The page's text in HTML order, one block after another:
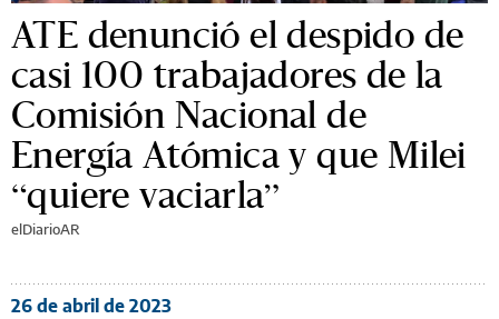
ATE denunció el despido de
casi 100 trabajadores de la
Comisión Nacional de
Energía Atómica y que Milei
“quiere vaciarla”
elDiarioAR
26 de abril de 2023